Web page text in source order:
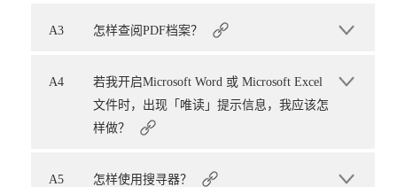
A3 怎样查阅PDF档案？
A4
若我开启Microsoft Word 或 Microsoft Excel
文件时，出现「唯读」提示信息，我应该怎
样做？
A5 怎样使用搜寻器？